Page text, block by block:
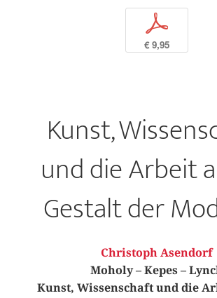
p
€ 9,95
Kunst,
und die Arbeit
Gestalt der
Christoph Asendorf
Moholy – Kepes –
Kunst, Wissenschaft und die